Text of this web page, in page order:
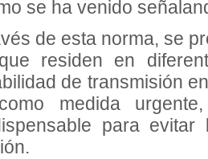
se ha venido
de esta norma, se
residen en
de transmisión
medida
para